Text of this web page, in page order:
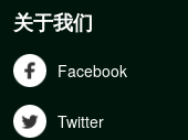
关于我们
Facebook
Twitter